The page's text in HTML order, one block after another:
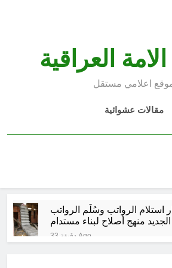
العراقية
اعلامي مستقل
مقالات عشوائية
استلام الرواتب وسُلَّم الرواتب
الجديد منهج أصلاح لبناء مستدام
33 دقيقة Ago